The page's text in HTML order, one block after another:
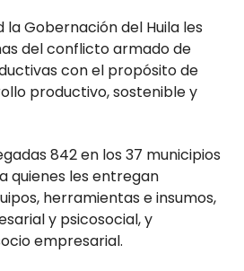
Gobernación del Huila les
del conflicto armado de
con el propósito de
productivo, sostenible y
842 en los 37 municipios
quienes les entregan
herramientas e insumos,
y psicosocial, y
empresarial.